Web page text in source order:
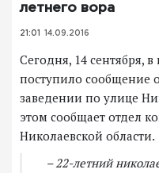
летнего вора
21:01 14.09.2016
Сегодня, 14 сентября,
поступило сообщение
заведении по улице
этом сообщает отдел
Николаевской области.
– 22-летний